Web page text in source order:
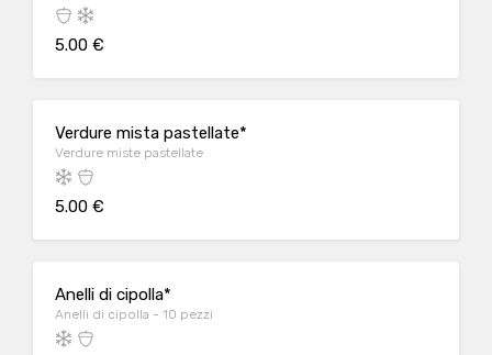
5.00 €
Verdure mista pastellate*
Verdure miste pastellate
5.00 €
Anelli di cipolla*
Anelli di cipolla - 10 pezzi